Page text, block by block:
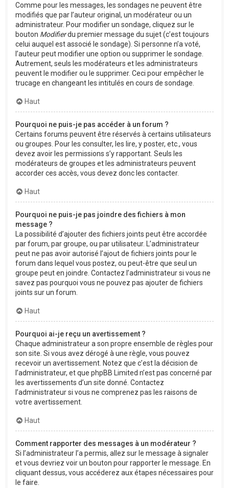
Comme pour les messages, les sondages ne peuvent être
modifiés que par l’auteur original, un modérateur ou un
administrateur. Pour modifier un sondage, cliquez sur le
bouton Modifierdu premier message du sujet (c’est toujours
celui auquel est associé le sondage). Si personne n’a voté,
l’auteur peut modifier une option ou supprimer le sondage.
Autrement, seuls les modérateurs et les administrateurs
peuvent le modifier ou le supprimer. Ceci pour empêcher le
trucage en changeant les intitulés en cours de sondage.
Haut
Pourquoi ne puis-je pas accéder à un forum ?
Certains forums peuvent être réservés à certains utilisateurs
ou groupes. Pour les consulter, les lire, y poster, etc., vous
devez avoir les permissions s’y rapportant. Seuls les
modérateurs de groupes et les administrateurs peuvent
accorder ces accès, vous devez donc les contacter.
Haut
Pourquoi ne puis-je pas joindre des fichiers à mon
message ?
La possibilité d’ajouter des fichiers joints peut être accordée
par forum, par groupe, ou par utilisateur. L’administrateur
peut ne pas avoir autorisé l’ajout de fichiers joints pour le
forum dans lequel vous postez, ou peut-être que seul un
groupe peut en joindre. Contactez l’administrateur si vous ne
savez pas pourquoi vous ne pouvez pas ajouter de fichiers
joints sur un forum.
Haut
Pourquoi ai-je reçu un avertissement ?
Chaque administrateur a son propre ensemble de règles pour
son site. Si vous avez dérogé à une règle, vous pouvez
recevoir un avertissement. Notez que c’est la décision de
l’administrateur, et que phpBB Limited n’est pas concerné par
les avertissements d’un site donné. Contactez
l’administrateur si vous ne comprenez pas les raisons de
votre avertissement.
Haut
Comment rapporter des messages à un modérateur ?
Si l’administrateur l’a permis, allez sur le message à signaler
et vous devriez voir un bouton pour rapporter le message. En
cliquant dessus, vous accéderez aux étapes nécessaires pour
le faire.